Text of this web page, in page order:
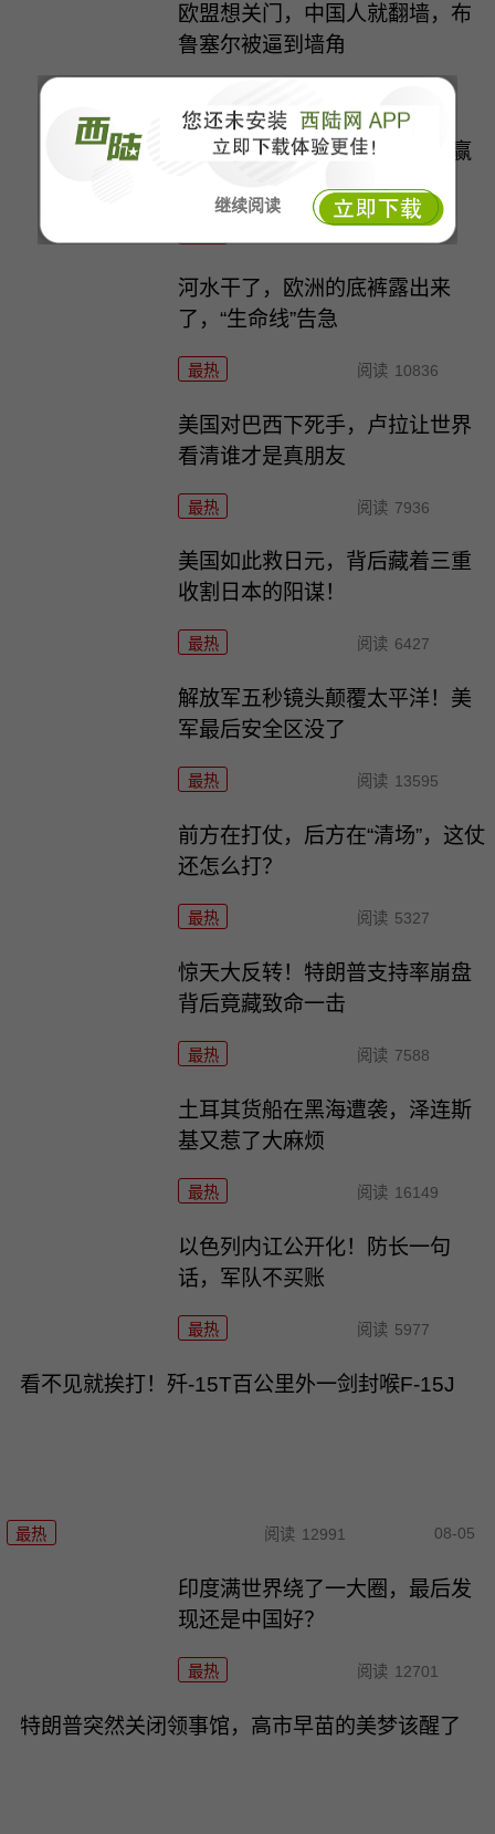
继续阅读
欧盟想关门，中国人就翻墙，布
鲁塞尔被逼到墙角
暴风来袭，这局决不能输，想赢
河水干了，欧洲的底裤露出来
了，“生命线”告急
最热 阅读 10836
美国对巴西下死手，卢拉让世界
看清谁才是真朋友
最热 阅读 7936
美国如此救日元，背后藏着三重
收割日本的阳谋！
最热 阅读 6427
解放军五秒镜头颠覆太平洋！美
军最后安全区没了
最热 阅读 13595
前方在打仗，后方在“清场”，这仗
还怎么打？
最热 阅读 5327
惊天大反转！特朗普支持率崩盘
背后竟藏致命一击
最热 阅读 7588
土耳其货船在黑海遭袭，泽连斯
基又惹了大麻烦
最热 阅读 16149
以色列内讧公开化！防长一句
话，军队不买账
最热 阅读 5977
看不见就挨打！歼-15T百公里外一剑封喉F-15J
最热 阅读 12991 08-05
印度满世界绕了一大圈，最后发
现还是中国好？
最热 阅读 12701
特朗普突然关闭领事馆，高市早苗的美梦该醒了